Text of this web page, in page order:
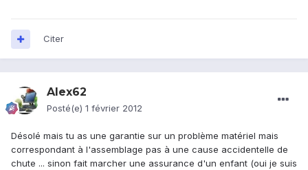
Citer
Alex62
Posté(e) 1 février 2012
Désolé mais tu as une garantie sur un problème matériel mais
correspondant à l'assemblage pas à une cause accidentelle de
chute ... sinon fait marcher une assurance d'un enfant (oui je suis